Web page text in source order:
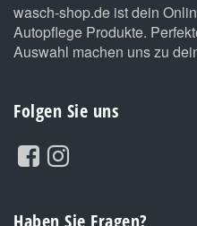
wasch-shop.de ist dein
Autopflege Produkte.
Auswahl machen uns zu
Folgen Sie uns
Haben Sie Fragen?